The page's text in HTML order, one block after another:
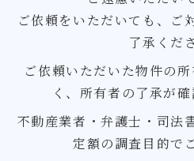
ご依頼をいただいても、ご
了承くだ
ご依頼いただいた物件の
く、所有者の了承が確
不動産業者・弁護士・司法
定額の調査目的で